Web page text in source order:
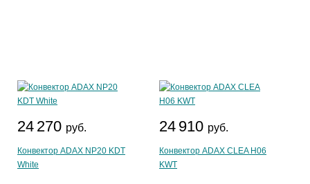
24 270 руб.
Конвектор ADAX NP20 KDT
White
24 910 руб.
Конвектор ADAX CLEA H06
KWT